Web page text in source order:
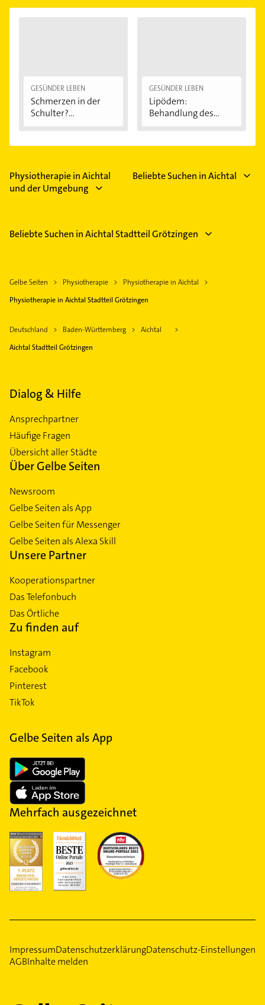
GESÜNDER LEBEN
Schmerzen in der
Schulter?
GESÜNDER LEBEN
Lipödem:
Behandlung des
Physiotherapie in Aichtal
und der Umgebung
Beliebte Suchen in Aichtal
Beliebte Suchen in Aichtal Stadtteil Grötzingen
Gelbe Seiten Physiotherapie
Physiotherapie in Aichtal
Physiotherapie in Aichtal Stadtteil Grötzingen
Deutschland Baden-Württemberg
Aichtal
Aichtal Stadtteil Grötzingen
Dialog & Hilfe
Ansprechpartner
Häufige Fragen
Übersicht aller Städte
Über Gelbe Seiten
Newsroom
Gelbe Seiten als App
Gelbe Seiten für Messenger
Gelbe Seiten als Alexa Skill
Unsere Partner
Kooperationspartner
Das Telefonbuch
Das Örtliche
Zu finden auf
Instagram
Facebook
Pinterest
TikTok
Gelbe Seiten als App
Mehrfach ausgezeichnet
ImpressumDatenschutzerklärungDatenschutz-Einstellungen
AGBInhalte melden